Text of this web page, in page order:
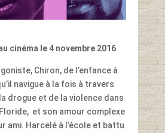
cinéma le 4 novembre 2016
Chiron, de l’enfance à
navigue à la fois à travers
drogue et de la violence dans
et son amour complexe
ami. Harcelé à l’école et battu